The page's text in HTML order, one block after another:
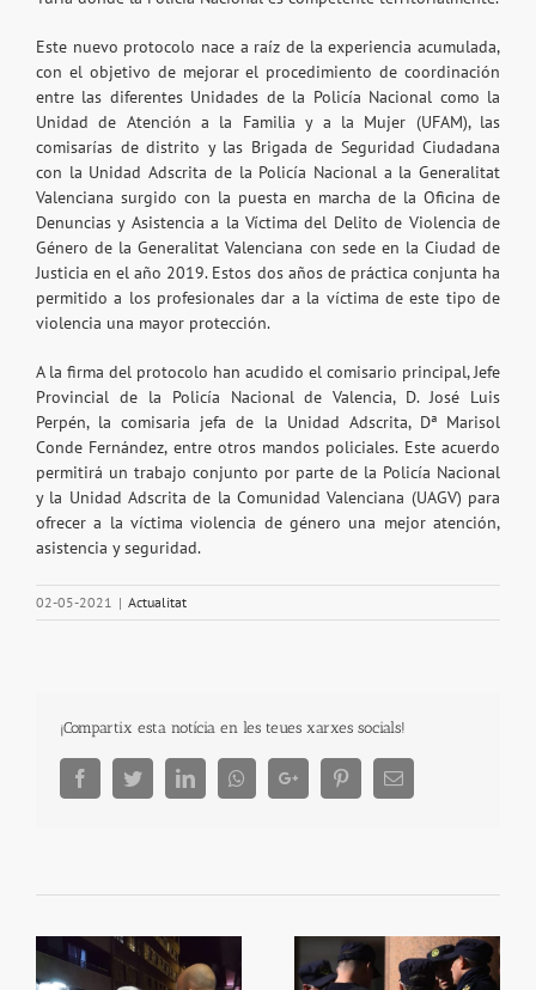
Este nuevo protocolo nace a raíz de la experiencia acumulada,
con el objetivo de mejorar el procedimiento de coordinación
entre las diferentes Unidades de la Policía Nacional como la
Unidad de Atención a la Familia y a la Mujer (UFAM), las
comisarías de distrito y las Brigada de Seguridad Ciudadana
con la Unidad Adscrita de la Policía Nacional a la Generalitat
Valenciana surgido con la puesta en marcha de la Oficina de
Denuncias y Asistencia a la Víctima del Delito de Violencia de
Género de la Generalitat Valenciana con sede en la Ciudad de
Justicia en el año 2019. Estos dos años de práctica conjunta ha
permitido a los profesionales dar a la víctima de este tipo de
violencia una mayor protección.
A la firma del protocolo han acudido el comisario principal, Jefe
Provincial de la Policía Nacional de Valencia, D. José Luis
Perpén, la comisaria jefa de la Unidad Adscrita, Dª Marisol
Conde Fernández, entre otros mandos policiales. Este acuerdo
permitirá un trabajo conjunto por parte de la Policía Nacional
y la Unidad Adscrita de la Comunidad Valenciana (UAGV) para
ofrecer a la víctima violencia de género una mejor atención,
asistencia y seguridad.
02-05-2021 | Actualitat
¡Compartix esta notícia en les teues xarxes socials!
FacebookTwitterLinkedInWhatsappGoogle+ PinterestEmail